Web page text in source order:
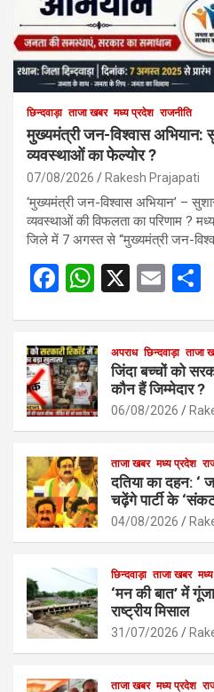
छिन्दवाड़ा ताजा खबर मध्य प्रदेश राजनीति
मुख्यमंत्री जन-विश्वास अभियान:
व्यवस्थाओं का फेल्योर ?
07/08/2026 Rakesh Prajapati
‘मुख्यमंत्री जन-विश्वास अभियान’ –
व्यवस्थाओं की विफलता का परिणाम ? मध्य
जिले में 7 अगस्त से “मुख्यमंत्री जन-
F
b
o
o
k
W
s
A
p
p
X
E
e
अपराध छिन्दवाड़ा ताजा
जिंदा बच्चों को
कौन हैं जिम्मेदार ?
06/08/2026
ताजा खबर मध्य प्रदेश
दतिया का दहन: ‘
चढ़ेंगे पार्टी के
04/08/2026
छिन्दवाड़ा ताजा खबर
‘मन की बात’ में
राष्ट्रीय मिसाल
31/07/2026
ताजा खबर मध्य प्रदेश